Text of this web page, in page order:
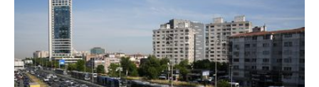
01.06.2026